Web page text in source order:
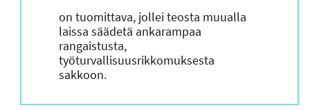
on tuomittava, jollei teosta muualla
laissa säädetä ankarampaa
rangaistusta,
työturvallisuusrikkomuksesta
sakkoon.